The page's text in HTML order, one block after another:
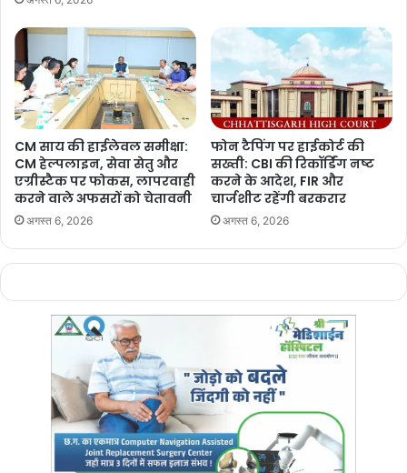
CM साय की हाईलेवल समीक्षा:
CM हेल्पलाइन, सेवा सेतु और
एग्रीस्टैक पर फोकस, लापरवाही
करने वाले अफसरों को चेतावनी
अगस्त 6, 2026
फोन टैपिंग पर हाईकोर्ट की
सख्ती: CBI की रिकॉर्डिंग नष्ट
करने के आदेश, FIR और
चार्जशीट रहेंगी बरकरार
अगस्त 6, 2026